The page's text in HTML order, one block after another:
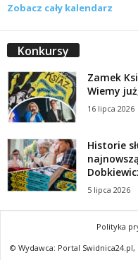
Zobacz cały kalendarz
Konkursy
Zamek
Wiemy
16 lipca 2026
Historie
5 lipca 2026
Polityka
© Wydawca: Portal Swidnica24.pl,